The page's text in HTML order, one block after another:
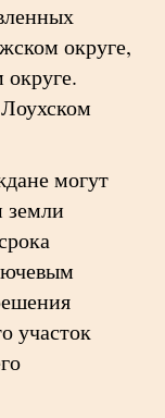
округе,
могут
земли
участок